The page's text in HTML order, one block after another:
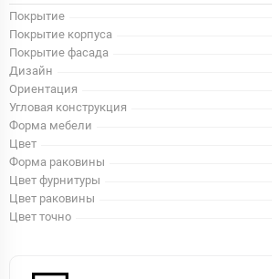
Покрытие
Покрытие корпуса
Покрытие фасада
Дизайн
Ориентация
Угловая конструкция
Форма мебели
Цвет
Форма раковины
Цвет фурнитуры
Цвет раковины
Цвет точно